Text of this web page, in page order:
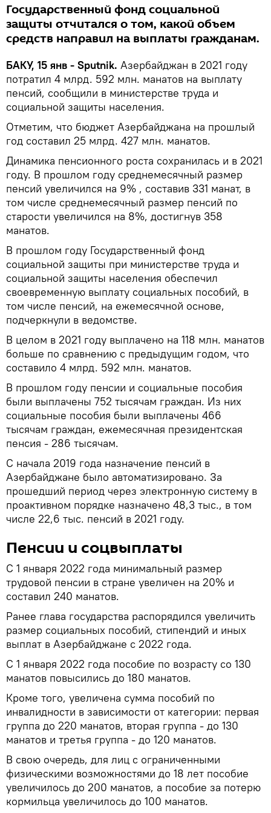
Государственный фонд социальной
защиты отчитался о том, какой объем
средств направил на выплаты гражданам.
БАКУ, 15 янв - Sputnik. Азербайджан в 2021 году
потратил 4 млрд. 592 млн. манатов на выплату
пенсий, сообщили в министерстве труда и
социальной защиты населения.
Отметим, что бюджет Азербайджана на прошлый
год составил 25 млрд. 427 млн. манатов.
Динамика пенсионного роста сохранилась и в 2021
году. В прошлом году среднемесячный размер
пенсий увеличился на 9% , составив 331 манат, в
том числе среднемесячный размер пенсий по
старости увеличился на 8%, достигнув 358
манатов.
В прошлом году Государственный фонд
социальной защиты при министерстве труда и
социальной защиты населения обеспечил
своевременную выплату социальных пособий, в
том числе пенсий, на ежемесячной основе,
подчеркнули в ведомстве.
В целом в 2021 году выплачено на 118 млн. манатов
больше по сравнению с предыдущим годом, что
составило 4 млрд. 592 млн. манатов.
В прошлом году пенсии и социальные пособия
были выплачены 752 тысячам граждан. Из них
социальные пособия были выплачены 466
тысячам граждан, ежемесячная президентская
пенсия - 286 тысячам.
С начала 2019 года назначение пенсий в
Азербайджане было автоматизировано. За
прошедший период через электронную систему в
проактивном порядке назначено 48,3 тыс., в том
числе 22,6 тыс. пенсий в 2021 году.
Пенсии и соцвыплаты
С 1 января 2022 года минимальный размер
трудовой пенсии в стране увеличен на 20% и
составил 240 манатов.
Ранее глава государства распорядился увеличить
размер социальных пособий, стипендий и иных
выплат в Азербайджане с 2022 года.
С 1 января 2022 года пособие по возрасту со 130
манатов повысились до 180 манатов.
Кроме того, увеличена сумма пособий по
инвалидности в зависимости от категории: первая
группа до 220 манатов, вторая группа - до 130
манатов и третья группа - до 120 манатов.
В свою очередь, для лиц с ограниченными
физическими возможностями до 18 лет пособие
увеличилось до 200 манатов, а пособие за потерю
кормильца увеличилось до 100 манатов.